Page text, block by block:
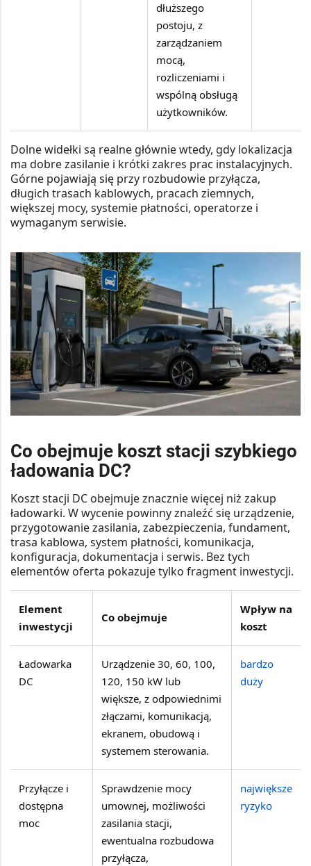
dłuższego
postoju, z
zarządzaniem
mocą,
rozliczeniami i
wspólną obsługą
użytkowników.
Dolne widełki są realne głównie wtedy, gdy lokalizacja
ma dobre zasilanie i krótki zakres prac instalacyjnych.
Górne pojawiają się przy rozbudowie przyłącza,
długich trasach kablowych, pracach ziemnych,
większej mocy, systemie płatności, operatorze i
wymaganym serwisie.
Co obejmuje koszt stacji szybkiego
ładowania DC?
Koszt stacji DC obejmuje znacznie więcej niż zakup
ładowarki. W wycenie powinny znaleźć się urządzenie,
przygotowanie zasilania, zabezpieczenia, fundament,
trasa kablowa, system płatności, komunikacja,
konfiguracja, dokumentacja i serwis. Bez tych
elementów oferta pokazuje tylko fragment inwestycji.
Element
inwestycji
Co obejmuje
Wpływ na
koszt
Ładowarka
DC
Urządzenie 30, 60, 100,
120, 150 kW lub
większe, z odpowiednimi
złączami, komunikacją,
ekranem, obudową i
systemem sterowania.
bardzo
duży
Przyłącze i
dostępna
moc
Sprawdzenie mocy
umownej, możliwości
zasilania stacji,
ewentualna rozbudowa
przyłącza,
największe
ryzyko